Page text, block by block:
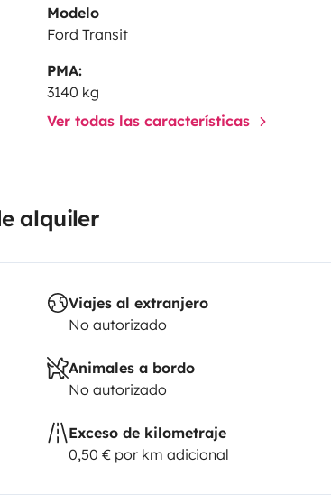
Modelo
Ford Transit
PMA:
3140 kg
Ver todas las características
alquiler
Viajes al extranjero
No autorizado
Animales a bordo
No autorizado
Exceso de kilometraje
0,50 € por km adicional